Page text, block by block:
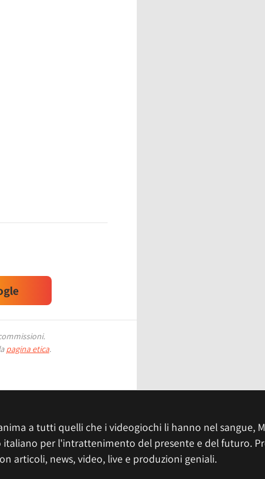
pagina etica.
a tutti quelli che i videogiochi li hanno nel sangue,
per l'intrattenimento del presente e del futuro.
articoli, news, video, live e produzioni geniali.